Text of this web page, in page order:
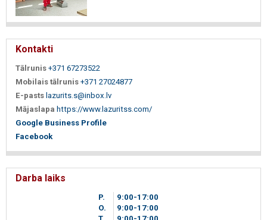
Kontakti
Tālrunis +371 67273522
Mobilais tālrunis +371 27024877
E-pasts lazurits.s@inbox.lv
Mājaslapa https://www.lazuritss.com/
Google Business Profile
Facebook
Darba laiks
P. 9 00-17 00
O.
9 00-17 00